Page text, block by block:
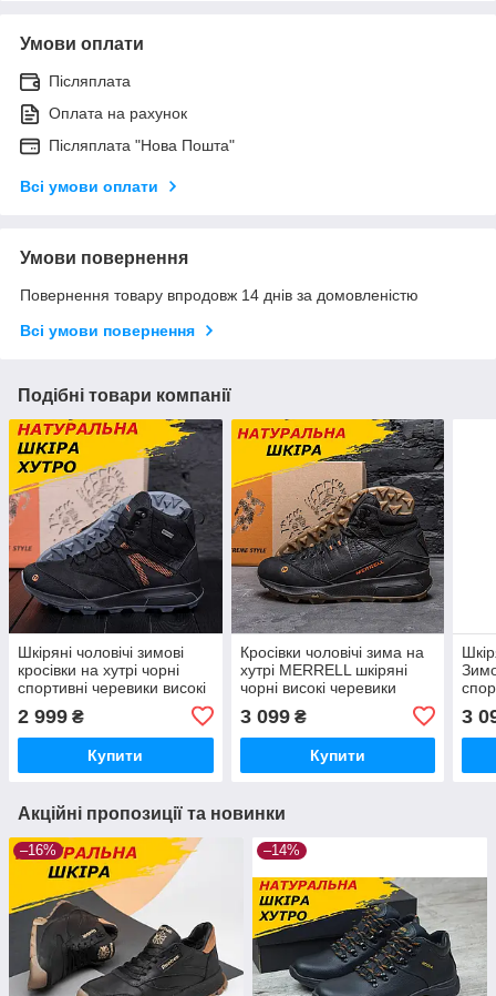
Умови оплати
Післяплата
Оплата на рахунок
Післяплата "Нова Пошта"
Всі умови оплати
Умови повернення
Повернення товару впродовж 14 днів за домовленістю
Всі умови повернення
Подібні товари компанії
Шкіряні чоловічі зимові
кросівки на хутрі чорні
спортивні черевики високі
чорн бот*
2 999 ₴
Купити
Кросівки чоловічі зима на
хутрі MERRELL шкіряні
чорні високі черевики
натуральна шкіра *М-05ч
бот*
3 099₴
Купити
3
Акційні пропозиції та новинки
–16% –14%